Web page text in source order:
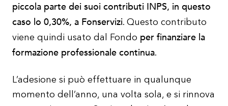
piccola parte dei suoi contributi INPS, in questo
caso lo 0,30%, a Fonservizi. Questo contributo
viene quindi usato dal Fondo per finanziare la
formazione professionale continua.
L’adesione si può effettuare in qualunque
momento dell’anno, una volta sola, e si rinnova